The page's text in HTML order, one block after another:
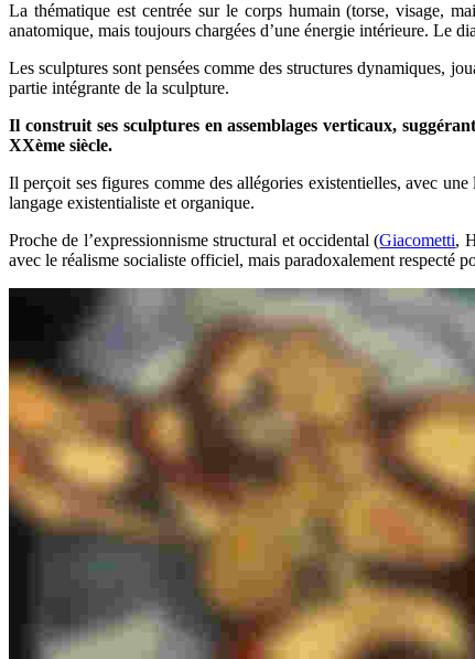
La thématique est centrée sur le corps humain (torse, visage,
anatomique, mais toujours chargées d’une énergie intérieure. Le
Les sculptures sont pensées comme des structures dynamiques,
partie intégrante de la sculpture.
Il construit ses sculptures en assemblages verticaux,
XXème siècle.
Il perçoit ses figures comme des allégories existentielles, avec
langage existentialiste et organique.
Proche de l’expressionnisme structural et occidental (Giacometti,
avec le réalisme socialiste officiel, mais paradoxalement respecté